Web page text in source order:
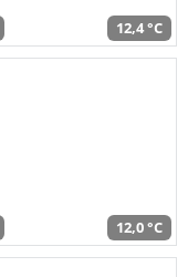
12,4 °C
12,0 °C